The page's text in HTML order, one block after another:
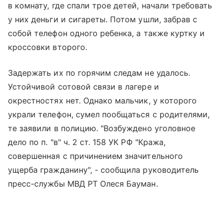
в комнату, где спали трое детей, начали требовать
у них деньги и сигареты. Потом ушли, забрав с
собой телефон одного ребенка, а также куртку и
кроссовки второго.
Задержать их по горячим следам не удалось.
Устойчивой сотовой связи в лагере и
окрестностях нет. Однако мальчик, у которого
украли телефон, сумел пообщаться с родителями,
те заявили в полицию. "Возбуждено уголовное
дело по п. "в" ч. 2 ст. 158 УК РФ "Кража,
совершенная с причинением значительного
ущерба гражданину", - сообщила руководитель
пресс-службы МВД РТ Олеся Бауман.